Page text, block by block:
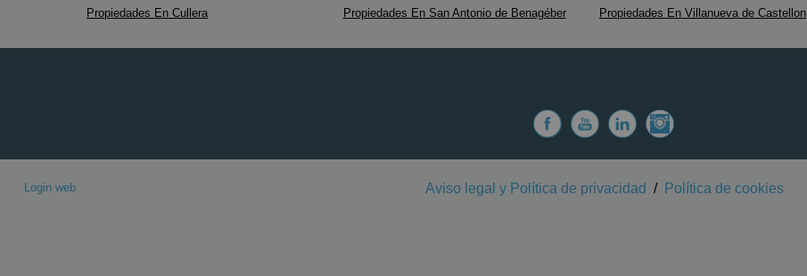
Propiedades En Cullera Propiedades En San Antonio de Benagéber Propiedades En Villanueva de Castellon
Login web Aviso legal y Política de privacidad / Política de cookies